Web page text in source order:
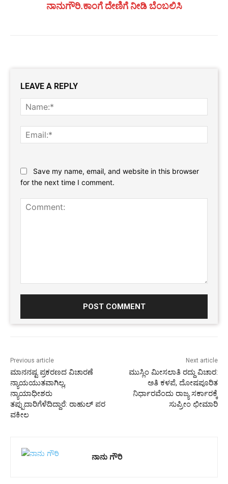
ನಾನುಗೌರಿ.ಕಾಂಗೆ ದೇಣಿಗೆ ನೀಡಿ ಬೆಂಬಲಿಸಿ
LEAVE A REPLY
Save my name, email, and website in this browser
for the next time I comment.
Previous article
ಮಾನನಷ್ಟ ಪ್ರಕರಣದ ವಿಚಾರಣೆ
ನ್ಯಾಯಯುತವಾಗಿಲ್ಲ,
ನ್ಯಾಯಾಧೀಶರು
ತಪ್ಪುದಾರಿಗೆಳೆದಿದ್ದಾರೆ: ರಾಹುಲ್ ಪರ
ವಕೀಲ
Next article
ಮುಸ್ಲಿಂ ಮೀಸಲಾತಿ ರದ್ದು ವಿಚಾರ:
ಅತಿ ಕಳಪೆ, ದೋಷಪೂರಿತ
ನಿರ್ಧಾರವೆಂದು ರಾಜ್ಯ ಸರ್ಕಾರಕ್ಕೆ
ಸುಪ್ರೀಂ ಛೀಮಾರಿ
ನಾನು ಗೌರಿ